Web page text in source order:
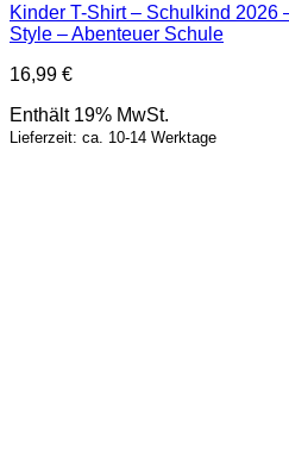
Kinder T-Shirt – Schulkind 2026
Style – Abenteuer Schule
16,99 €
Enthält 19% MwSt.
Lieferzeit: ca. 10-14 Werktage